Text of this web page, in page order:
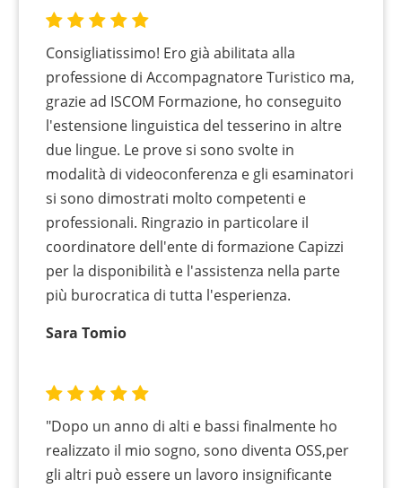
Consigliatissimo! Ero già abilitata alla
professione di Accompagnatore Turistico ma,
grazie ad ISCOM Formazione, ho conseguito
l'estensione linguistica del tesserino in altre
due lingue. Le prove si sono svolte in
modalità di videoconferenza e gli esaminatori
si sono dimostrati molto competenti e
professionali. Ringrazio in particolare il
coordinatore dell'ente di formazione Capizzi
per la disponibilità e l'assistenza nella parte
più burocratica di tutta l'esperienza.
Sara Tomio
"Dopo un anno di alti e bassi finalmente ho
realizzato il mio sogno, sono diventa OSS,per
gli altri può essere un lavoro insignificante